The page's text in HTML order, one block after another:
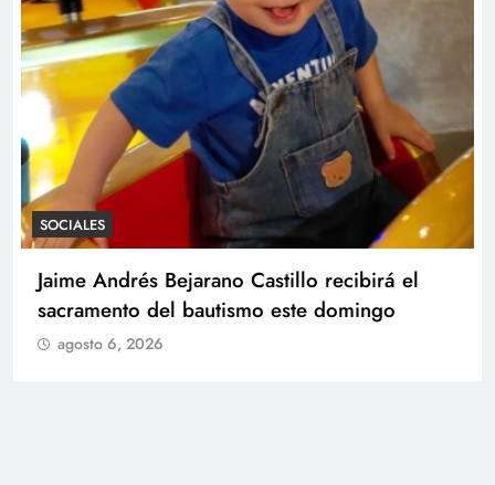
SOCIALES
Con amor y alegría celebran el cumpleaños
de Juan
agosto 6, 2026